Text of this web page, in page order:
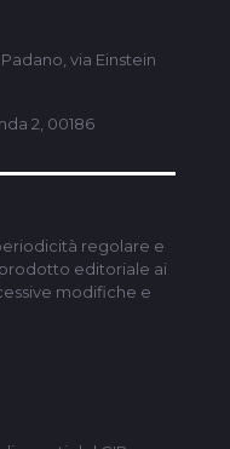
via Einstein
2, 00186
regolare e
editoriale ai
modifiche e